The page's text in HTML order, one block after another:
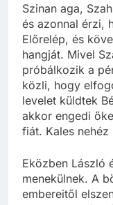
Szinan aga,
és azonnal érzi,
Előrelép, és
hangját. Mivel
próbálkozik a
közli, hogy
levelet küldtek
akkor engedi
fiát. Kales
Eközben László
menekülnek. A
embereitől